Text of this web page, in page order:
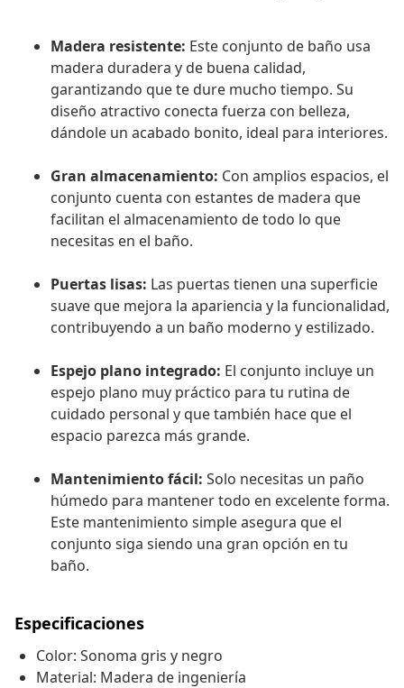
Madera resistente: Este conjunto de baño usa
madera duradera y de buena calidad,
garantizando que te dure mucho tiempo. Su
diseño atractivo conecta fuerza con belleza,
dándole un acabado bonito, ideal para interiores.
Gran almacenamiento: Con amplios espacios, el
conjunto cuenta con estantes de madera que
facilitan el almacenamiento de todo lo que
necesitas en el baño.
Puertas lisas: Las puertas tienen una superficie
suave que mejora la apariencia y la funcionalidad,
contribuyendo a un baño moderno y estilizado.
Espejo plano integrado: El conjunto incluye un
espejo plano muy práctico para tu rutina de
cuidado personal y que también hace que el
espacio parezca más grande.
Mantenimiento fácil: Solo necesitas un paño
húmedo para mantener todo en excelente forma.
Este mantenimiento simple asegura que el
conjunto siga siendo una gran opción en tu
baño.
Especificaciones
Color: Sonoma gris y negro
Material: Madera de ingeniería